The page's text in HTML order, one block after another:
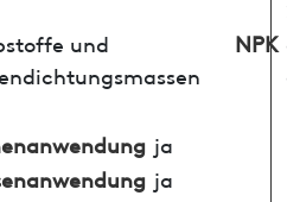
und
NPK
ja
ja